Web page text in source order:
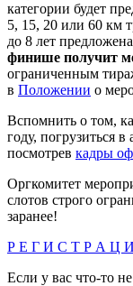
категории будет
5, 15, 20 или 60 км
до 8 лет
финише получит
ограниченным
в Положении о
Вспомнить о том,
году, погрузиться
посмотрев кадры
Оргкомитет
слотов строго
заранее!
Р Е Г И С Т Р А Ц
Если у вас что-то